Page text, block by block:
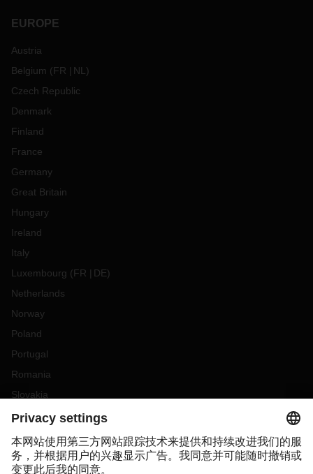
EUROPE
Austria
Belgium (FR NL )
Czech Republic
Denmark
Finland
France
Germany
Great Britain
Hungary
Ireland
Italy
Luxembourg (FR DE)
Netherlands
Norway
Poland
Portugal
Romania
Slovakia
Spain
Sweden
Switzerland(DE FR)